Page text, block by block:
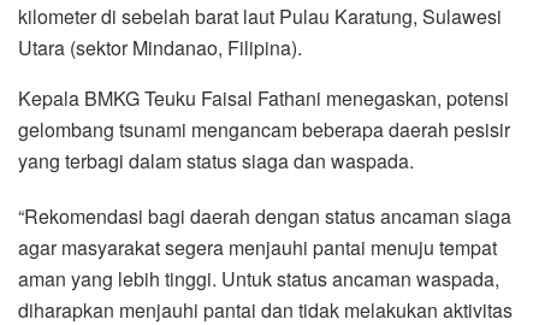
kilometer di sebelah barat laut Pulau Karatung, Sulawesi
Utara (sektor Mindanao, Filipina).
Kepala BMKG Teuku Faisal Fathani menegaskan, potensi
gelombang tsunami mengancam beberapa daerah pesisir
yang terbagi dalam status siaga dan waspada.
“Rekomendasi bagi daerah dengan status ancaman siaga
agar masyarakat segera menjauhi pantai menuju tempat
aman yang lebih tinggi. Untuk status ancaman waspada,
diharapkan menjauhi pantai dan tidak melakukan aktivitas